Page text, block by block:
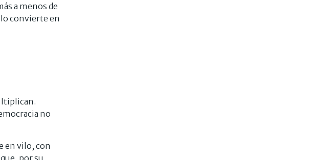
a menos de
lo convierte en
no
en vilo, con
por su